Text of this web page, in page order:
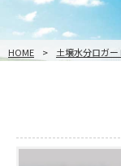
HOME > 土壌水分ロガ